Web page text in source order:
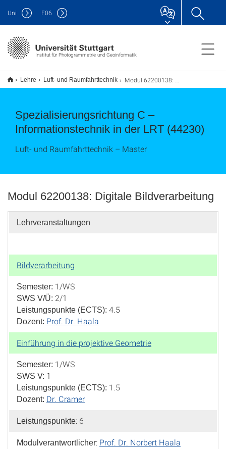
Institut für Photogrammetrie und Geoinformatik
Uni F06
Lehre Luft- und Raumfahrttechnik Modul 62200138: Digitale Bildverarbeitung
Spezialisierungsrichtung C –
Informationstechnik in der LRT (44230)
Luft- und Raumfahrttechnik – Master
Modul 62200138: Digitale Bildverarbeitung
Lehrveranstaltungen
Bildverarbeitung
Semester: 1/WS
SWS V/Ü: 2/1
Leistungspunkte (ECTS): 4.5
Dozent: Prof. Dr. Haala
Einführung in die projektive Geometrie
Semester: 1/WS
SWS V: 1
Leistungspunkte (ECTS): 1.5
Dozent: Dr. Cramer
Leistungspunkte: 6
Modulverantwortlicher: Prof. Dr. Norbert Haala